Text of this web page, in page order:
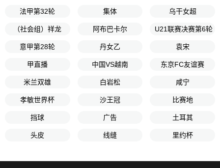
法甲第32轮 集体 乌干女超
（社会组）祥龙 阿布巴卡尔 U21联赛决赛第6轮
意甲第28轮 丹女乙 袁宋
甲直播 中国VS越南 东京FC友谊赛
米兰双雄 白岩松 咸宁
孝敏世界杯 沙王冠 比赛地
挡球 广告 土耳其
头皮 线缝 里约杯